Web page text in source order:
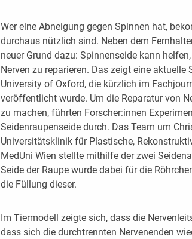
Wer eine Abneigung gegen Spinnen hat,
durchaus nützlich sind. Neben dem
neuer Grund dazu: Spinnenseide kann
Nerven zu reparieren. Das zeigt eine aktuelle
University of Oxford, die kürzlich im
veröffentlicht wurde. Um die Reparatur von
zu machen, führten Forscher:innen
Seidenraupenseide durch. Das Team um
Universitätsklinik für Plastische,
MedUni Wien stellte mithilfe der zwei
Seide der Raupe wurde dabei für die
die Füllung dieser.
Im Tiermodell zeigte sich, dass die
dass sich die durchtrennten Nervenenden